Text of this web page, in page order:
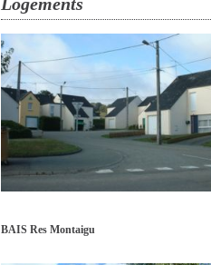
BAIS Res Montaigu